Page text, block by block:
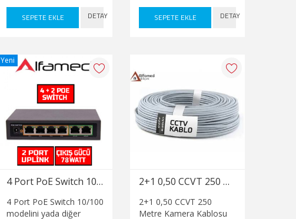
kamerası kayıt
8TB hard disk 24/7
sürekli kayıt yapabilen,
düşük güç tüketen ve
uzun ömürlü olacak
şekilde tasarlanmıştır. 8
TB güvenlik kamerası
hard diskleri uygun fiyatı
ile satış yapılmaktadır.
SEPETE EKLE DETAY SEPETE EKLE DETAY
4 Port PoE Switch 10/100
4 Port PoE Switch 10/100
modelini yada diğer
Yeni
2+1 0,50 CCVT 250 Metre Kamera Kablosu
2+1 0,50 CCVT 250
Metre Kamera Kablosu